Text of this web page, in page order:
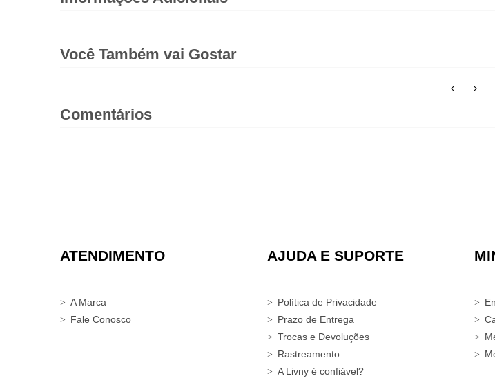
Você Também vai Gostar
Comentários
ATENDIMENTO
A Marca
Fale Conosco
AJUDA E SUPORTE
Política de Privacidade
Prazo de Entrega
Trocas e Devoluções
Rastreamento
A Livny é confiável?